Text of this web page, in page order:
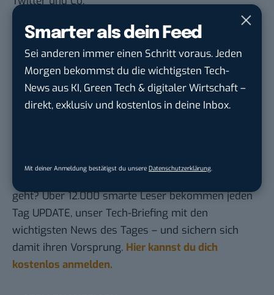
Smarter als dein Feed
Sei anderen immer einen Schritt voraus. Jeden
Morgen bekommst du die wichtigsten Tech-
News aus KI, Green Tech & digitaler Wirtschaft –
direkt, exklusiv und kostenlos in deine Inbox.
Mit deiner Anmeldung bestätigst du unsere Datenschutzerklärung
Das sind die 10 wichtigsten
Programmierfähigkeiten
Studie überrascht: Programmiersprache lesen
hat nichts mit Mathe oder Sprachen zu tun
Weißt du noch damals, als wir unsere Tage mit
geht? Über 12.000 smarte Leser bekommen jeden
Tag UPDATE, unser Tech-Briefing mit den
wichtigsten News des Tages – und sichern sich
damit ihren Vorsprung. Hier kannst du dich
kostenlos anmelden.